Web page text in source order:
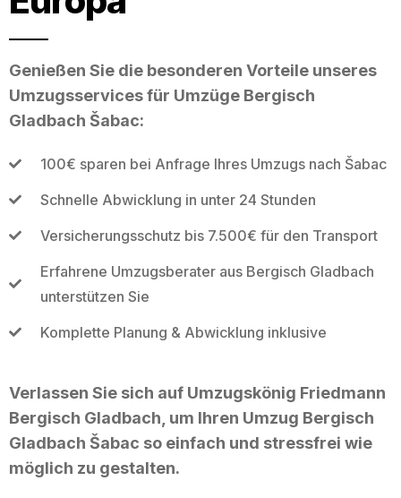
Genießen Sie die besonderen Vorteile unseres
Umzugsservices für Umzüge Bergisch
Gladbach Šabac:
100€ sparen bei Anfrage Ihres Umzugs nach Šabac
Schnelle Abwicklung in unter 24 Stunden
Versicherungsschutz bis 7.500€ für den Transport
Erfahrene Umzugsberater aus Bergisch Gladbach
unterstützen Sie
Komplette Planung & Abwicklung inklusive
Verlassen Sie sich auf Umzugskönig Friedmann
Bergisch Gladbach, um Ihren Umzug Bergisch
Gladbach Šabac so einfach und stressfrei wie
möglich zu gestalten.